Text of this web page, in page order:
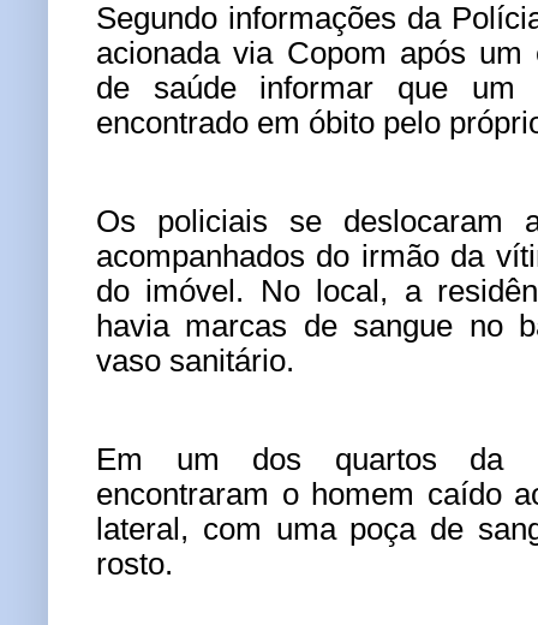
Segundo informações da
acionada via Copom após um
de saúde informar que um
encontrado em óbito pelo
Os policiais se deslocaram
acompanhados do irmão da
do imóvel. No local, a
havia marcas de sangue no
vaso sanitário.
Em um dos quartos da
encontraram o homem caído
lateral, com uma poça de
rosto.